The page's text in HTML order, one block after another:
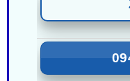
LIÊN HỆ